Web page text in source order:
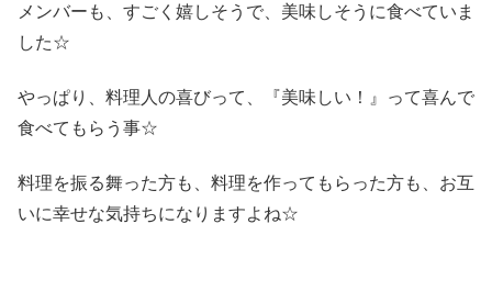
メンバーも、すごく嬉しそうで、美味しそうに食べていま
した☆
やっぱり、料理人の喜びって、『美味しい！』って喜んで
食べてもらう事☆
料理を振る舞った方も、料理を作ってもらった方も、お互
いに幸せな気持ちになりますよね☆